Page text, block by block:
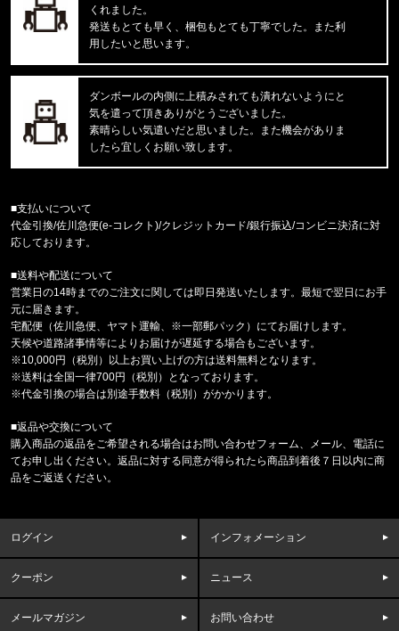
サーモンパスキャップ PU5771 //15656
福岡県のお客様ご注文ありがとうございます。
CALVIN KLEIN/カルバンクライン
福岡県のお客様ご注文ありがとうございます。
COLUMBIA/コロンビア
福岡県のお客様ご注文ありがとうございます。
47 Brand/フォーティーセブンブランド
福岡県のお客様ご注文ありがとうございます。
THE NORTH FACE/ノースフェイス
福岡県のお客様ご注文ありがとうございます。
THE NORTH FACE/ノースフェイス
M PLANT & FLORA OVERS
福岡県のお客様ご注文ありがとうございます。
reversal/リバーサル
BIG MARK COTTON TEE rvbs0
ヤンキース キャップ '47 MVP ホ
東京都のお客様ご注文ありがとうございます。
Carhartt WIP/カーハートダブルアイピー
S/S ORLEAN SPREE T-SHIRT
くれました。
発送もとても早く、梱包もとても丁寧でした。また利
用したいと思います。
ダンボールの内側に上積みされても潰れないようにと
気を遣って頂きありがとうございました。
素晴らしい気遣いだと思いました。また機会がありま
したら宜しくお願い致します。
■支払いについて
代金引換/佐川急便(e-コレクト)/クレジットカード/銀行振込/コンビニ決済に対
応しております。
■送料や配送について
営業日の14時までのご注文に関しては即日発送いたします。最短で翌日にお手
元に届きます。
宅配便（佐川急便、ヤマト運輸、※一部郵パック）にてお届けします。
天候や道路諸事情等によりお届けが遅延する場合もございます。
※10,000円（税別）以上お買い上げの方は送料無料となります。
※送料は全国一律700円（税別）となっております。
※代金引換の場合は別途手数料（税別）がかかります。
■返品や交換について
購入商品の返品をご希望される場合はお問い合わせフォーム、メール、電話に
てお申し出ください。返品に対する同意が得られたら商品到着後７日以内に商
品をご返送ください。
ログイン インフォメーション
クーポン ニュース
メールマガジン お問い合わせ